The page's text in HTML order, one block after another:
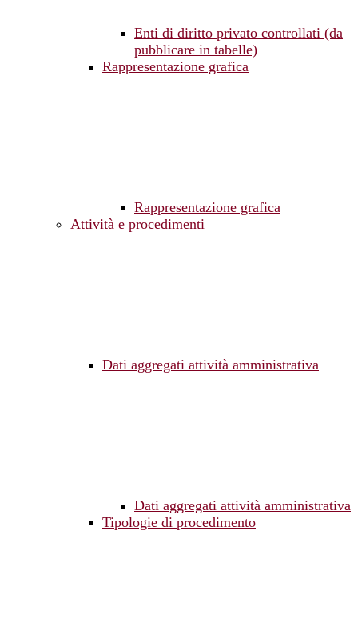
Enti di diritto privato controllati (da
pubblicare in tabelle)
Rappresentazione grafica
Rappresentazione grafica
Attività e procedimenti
Dati aggregati attività amministrativa
Dati aggregati attività amministrativa
Tipologie di procedimento